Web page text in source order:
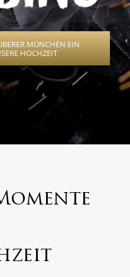
MÜNCHEN EIN
HOCHZEIT